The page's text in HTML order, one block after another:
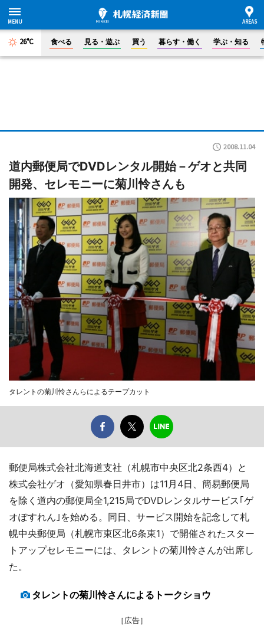
26°C 食べる 見る・遊ぶ 買う 暮らす・働く 学ぶ・知る
2008.11.04
道内郵便局でDVDレンタル開始－ゲオと共同
開発、セレモニーに菊川怜さんも
タレントの菊川怜さんらによるテープカット
郵便局株式会社北海道支社（札幌市中央区北2条西4）と
株式会社ゲオ（愛知県春日井市）は11月4日、簡易郵便局
を除く道内の郵便局全1,215局でDVDレンタルサービス｢ゲ
オぽすれん｣を始める。同日、サービス開始を記念して札
幌中央郵便局（札幌市東区北6条東1）で開催されたスター
トアップセレモニーには、タレントの菊川怜さんが出席し
た。
タレントの菊川怜さんによるトークショウ
［広告］